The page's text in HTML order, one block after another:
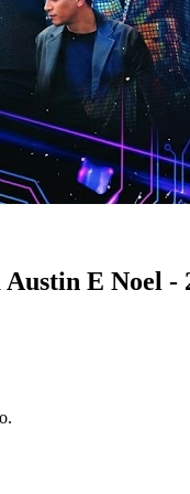
E Noel -